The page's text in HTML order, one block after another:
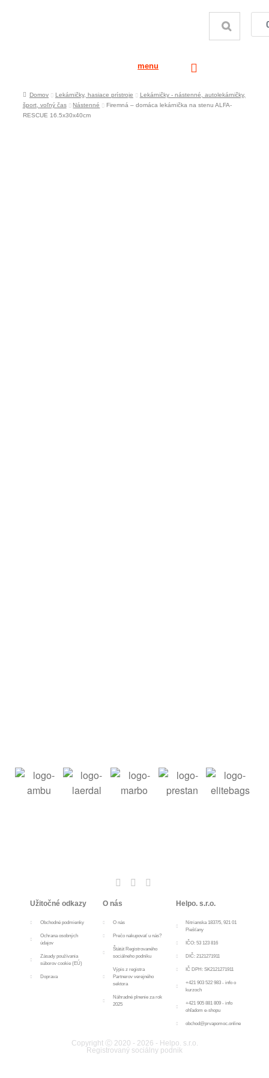
menu
Domov Lekárničky, hasiace prístroje
Lekárničky - nástenné, autolekárničky,
šport, voľný čas
Nástenné
Firemná – domáca lekárnička na stenu ALFA-
RESCUE 16.5x30x40cm
Užitočné odkazy
Obchodné podmienky
Ochrana osobných
údajov
Zásady používania
súborov cookie (EÚ)
Doprava
O nás
O nás
Prečo nakupovať u nás?
Štátút Registrovaného
sociálneho podniku
Výpis z registra
Partnerov verejného
sektora
Náhradné plnenie za rok
2025
Helpo. s.r.o.
Nitrianska 1837/5, 921 01
Piešťany
IČO: 53 123 816
DIČ: 2121271911
IČ DPH: SK2121271911
+421 903 522 983 - info o
kurzoch
+421 905 881 809 - info
ohľadom e-shopu
obchod@prvapomoc.online
Copyright Ⓒ 2020 - 2026 - Helpo. s.r.o.
Registrovaný sociálny podnik